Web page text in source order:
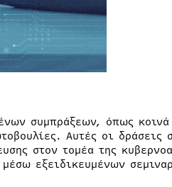
συμπράξεων, όπως
Αυτές οι δράσεις
στον τομέα της
εξειδικευμένων